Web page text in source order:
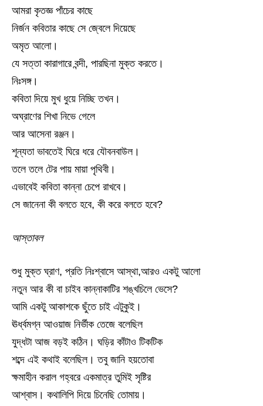
আমরা কৃতজ্ঞ পাঁচের কাছে
নির্জন কবিতার কাছে সে জ্বেলে দিয়েছে
অমৃত আলো।
যে সত্তা কারাগারে বন্দী, পারছিনা মুক্ত করতে।
নিঃসঙ্গ।
কবিতা দিয়ে মুখ ধুয়ে নিচ্ছি তখন।
অঘ্রাণের শিখা নিভে গেলে
আর আসেনা রঞ্জন।
শূন্যতা ভাবতেই ঘিরে ধরে যৌবনবাউল।
তলে তলে টের পায় মায়া পৃথিবী।
এভাবেই কবিতা কান্না চেপে রাখবে।
সে জানেনা কী বলতে হবে, কী করে বলতে হবে?
আস্তাবল
শুধু মুক্ত ঘ্রাণ, প্রতি নিঃশ্বাসে আস্থা,আরও একটু আলো
নতুন আর কী বা চাইব কান্নাকাটির শঙ্খচিলে ভেসে?
আমি একটু আকাশকে ছুঁতে চাই এটুকুই।
ঊর্ধ্বমগ্ন আওয়াজ নির্ভীক তেজে বলেছিল
যুদ্ধটা আজ বড়ই কঠিন। ঘড়ির কাঁটাও টিকটিক
শব্দে এই কথাই বলেছিল। তবু জানি হয়তোবা
ক্ষমাহীন করাল গহ্বরে একমাত্র তুমিই সৃষ্টির
আশ্বাস। কথালিপি দিয়ে চিনেছি তোমায়।